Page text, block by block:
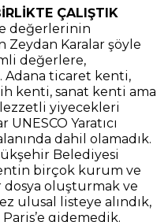
ÇALIŞTIK
değerlerinin
Karalar şöyle
değerlere,
ticaret kenti,
kenti, sanat kenti ama
lezzetli yiyecekleri
Yaratıcı
dahil olamadık.
Belediyesi
birçok kurum ve
oluşturmak ve
ulusal listeye alındık,
gidemedik.